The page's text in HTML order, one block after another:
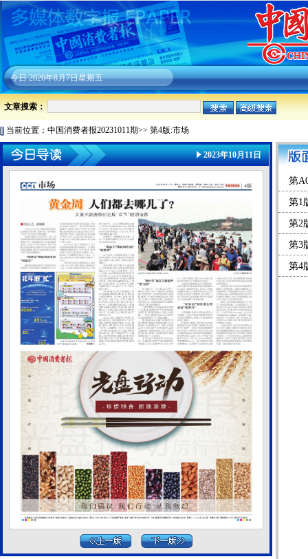
今日2026年8月7日星期五
文章搜索：
当前位置： 中国消费者报20231011期>> 第4版:市场
2023年10月11日
第
第1
第2
第3
第4